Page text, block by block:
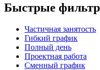
Быстрые
Частичная занятость
Гибкий график
Полный день
Проектная работа
Сменный график